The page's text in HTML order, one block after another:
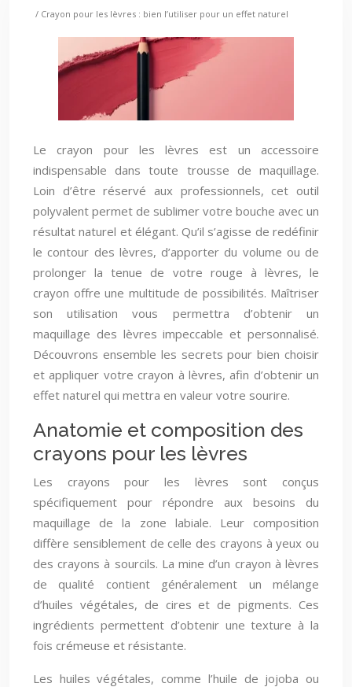
/ Crayon pour les lèvres : bien l’utiliser pour un effet naturel
Le crayon pour les lèvres est un accessoire
indispensable dans toute trousse de maquillage.
Loin d’être réservé aux professionnels, cet outil
polyvalent permet de sublimer votre bouche avec un
résultat naturel et élégant. Qu’il s’agisse de redéfinir
le contour des lèvres, d’apporter du volume ou de
prolonger la tenue de votre rouge à lèvres, le
crayon offre une multitude de possibilités. Maîtriser
son utilisation vous permettra d’obtenir un
maquillage des lèvres impeccable et personnalisé.
Découvrons ensemble les secrets pour bien choisir
et appliquer votre crayon à lèvres, afin d’obtenir un
effet naturel qui mettra en valeur votre sourire.
Anatomie et composition des
crayons pour les lèvres
Les crayons pour les lèvres sont conçus
spécifiquement pour répondre aux besoins du
maquillage de la zone labiale. Leur composition
diffère sensiblement de celle des crayons à yeux ou
des crayons à sourcils. La mine d’un crayon à lèvres
de qualité contient généralement un mélange
d’huiles végétales, de cires et de pigments. Ces
ingrédients permettent d’obtenir une texture à la
fois crémeuse et résistante.
Les huiles végétales, comme l’huile de jojoba ou